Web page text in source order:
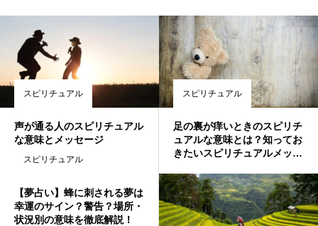
スピリチュアル
声が通る人のスピリチュアル
な意味とメッセージ
スピリチュアル
足の裏が痒いときのスピリチ
ュアルな意味とは？知ってお
きたいスピリチュアルメッセ
スピリチュアル
【夢占い】蜂に刺される夢は
幸運のサイン？警告？場所・
状況別の意味を徹底解説！